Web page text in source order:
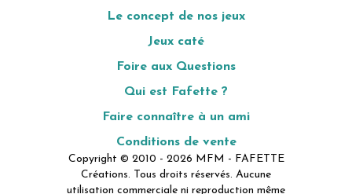
Le concept de nos jeux
Jeux caté
Foire aux Questions
Qui est Fafette ?
Faire connaître à un ami
Conditions de vente
Copyright © 2010 - 2026 MFM - FAFETTE
Créations. Tous droits réservés. Aucune
utilisation commerciale ni reproduction même